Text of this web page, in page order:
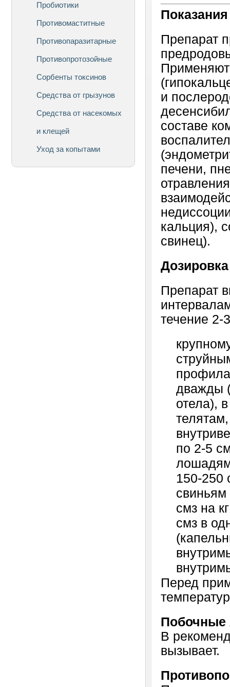
Пробиотики
Противомаститные
Противопаразитарные
Противопротозойные
Сорбенты токсинов
Средства от грызунов
Средства от насекомых
и клещей
Уход за копытами
Препарат
и
составе
печени,
кальция),
свинец).
Препарат
течение
дважды
отела),
по 2-5
150-250
смз на
смз в
Перед
Побочные
В
вызывает.